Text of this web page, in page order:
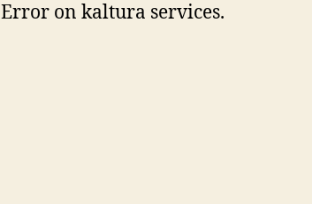
Error on kaltura services.